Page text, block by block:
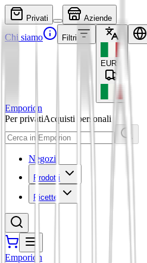
Privati Aziende
Chi siamo Filtri
EUR
Emporion
Per privatiAcquisti personali
Negozi
Prodotti
Ricette
Emporion